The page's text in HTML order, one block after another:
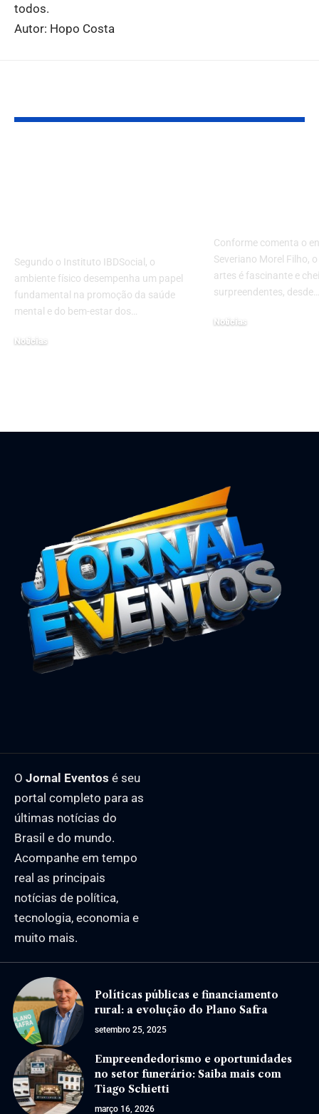
todos.
Autor: Hopo Costa
Segundo o Instituto IBDSocial, o
ambiente físico desempenha um papel
fundamental na promoção da saúde
mental e do bem-estar dos…
Notícias
Conforme comenta o
Severiano Morel Filho,
artes é fascinante e
surpreendentes, desde…
Notícias
O Jornal Eventos é seu
portal completo para as
últimas notícias do
Brasil e do mundo.
Acompanhe em tempo
real as principais
notícias de política,
tecnologia, economia e
muito mais.
Políticas públicas e financiamento
rural: a evolução do Plano Safra
setembro 25, 2025
Empreendedorismo e oportunidades
no setor funerário: Saiba mais com
Tiago Schietti
março 16, 2026